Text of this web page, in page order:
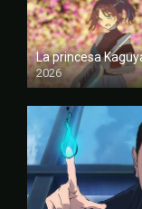
La princesa
2026
FULL HD